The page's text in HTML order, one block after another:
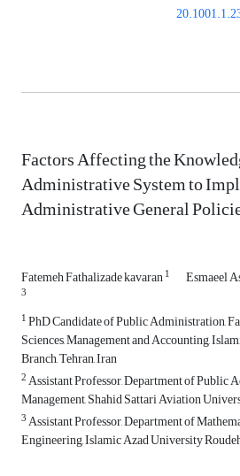
Factors Affecting the
Administrative System to
Administrative General
Fatemeh Fathalizade kavaran1 Esmaeel
3
1PhD Candidate of Public Administration,
Sciences, Management and Accounting,
Branch, Tehran, Iran
2Assistant Professor, Department of Public
Management, Shahid Sattari Aviation
3Assistant Professor, Department of
Engineering, Islamic Azad University